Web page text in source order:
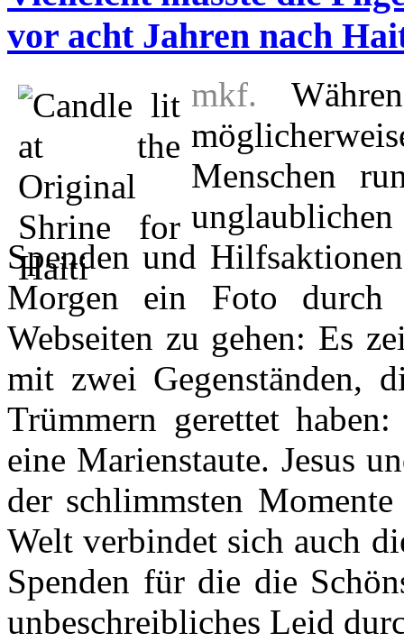
vor acht Jahren nach
mkf.
Menschen
Spenden und
Morgen ein Foto durch
Webseiten zu gehen: Es
mit zwei Gegenständen,
Trümmern gerettet
eine Marienstaute. Jesus
der schlimmsten
Welt verbindet sich auch
Spenden für die die
unbeschreibliches Leid